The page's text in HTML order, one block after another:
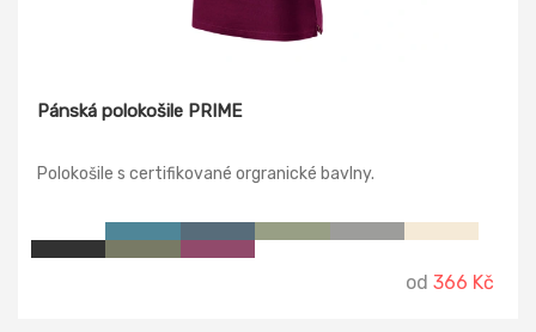
Pánská polokošile PRIME
Polokošile s certifikované orgranické bavlny.
od 366 Kč